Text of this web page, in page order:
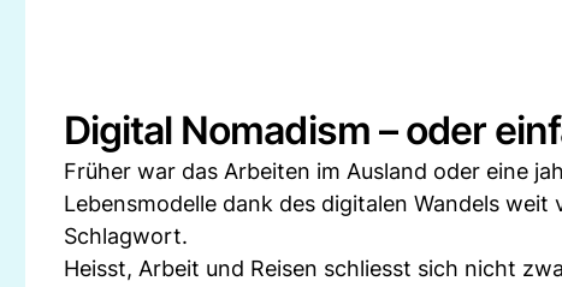
Digital Nomadism – oder
Früher war das Arbeiten im Ausland oder eine
Lebensmodelle dank des digitalen Wandels
Schlagwort.
Heisst, Arbeit und Reisen schliesst sich nicht